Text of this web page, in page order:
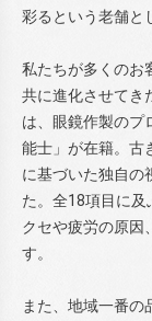
彩るという老舗と
私たちが多くのお
共に進化させてき
は、眼鏡作製のプ
能士」が在籍。古
に基づいた独自の
た。全18項目に
クセや疲労の原因
す。
また、地域一番